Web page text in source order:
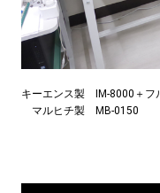
キーエンス製 IM-8000＋フ
マルヒチ製 MB-0150